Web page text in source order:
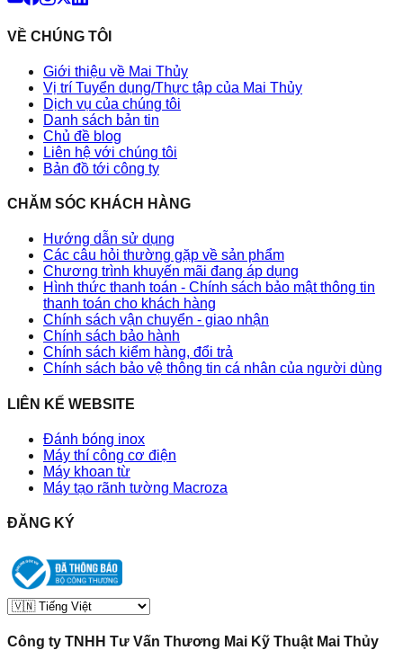
VỀ CHÚNG TÔI
Giới thiệu về Mai Thủy
Vị trí Tuyển dụng/Thực tập của Mai Thủy
Dịch vụ của chúng tôi
Danh sách bản tin
Chủ đề blog
Liên hệ với chúng tôi
Bản đồ tới công ty
CHĂM SÓC KHÁCH HÀNG
Hướng dẫn sử dụng
Các câu hỏi thường gặp về sản phẩm
Chương trình khuyến mãi đang áp dụng
Hình thức thanh toán - Chính sách bảo mật thông tin
thanh toán cho khách hàng
Chính sách vận chuyển - giao nhận
Chính sách bảo hành
Chính sách kiểm hàng, đổi trả
Chính sách bảo vệ thông tin cá nhân của người dùng
LIÊN KẾ WEBSITE
Đánh bóng inox
Máy thí công cơ điện
Máy khoan từ
Máy tạo rãnh tường Macroza
ĐĂNG KÝ
Công ty TNHH Tư Vấn Thương Mai Kỹ Thuật Mai Thủy